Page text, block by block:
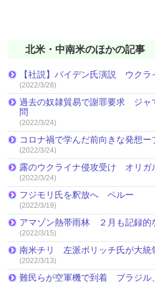
北米・中南米のほかの記事
【社説】バイデン氏演説 ウクラ
(2022/3/28)
過去の奴隷貿易で謝罪要求 ジ
問
(2022/3/24)
コロナ禍で学んだ前向きな発想ー
(2022/3/24)
露のウクライナ侵攻受け オリガ
(2022/3/24)
フジモリ氏を釈放へ ペルー
(2022/3/19)
アマゾン熱帯雨林 ２月も記録
(2022/3/15)
南米チリ 左派ボリッチ氏が大統
(2022/3/13)
難民らが空軍機で到着 ブラジル